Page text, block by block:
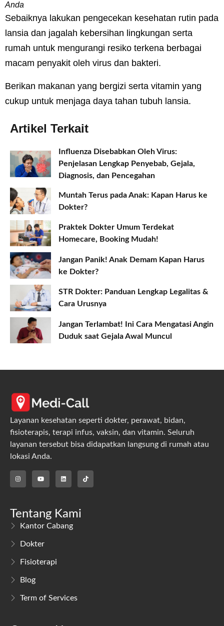
Anda
Sebaiknya lakukan pengecekan kesehatan rutin pada
lansia dan jagalah kebersihan lingkungan serta
rumah untuk mengurangi resiko terkena berbagai
macam penyakit oleh virus dan bakteri.
Berikan makanan yang bergizi serta vitamin yang
cukup untuk menjaga daya tahan tubuh lansia.
Artikel Terkait
Influenza Disebabkan Oleh Virus:
Penjelasan Lengkap Penyebab, Gejala,
Diagnosis, dan Pencegahan
Muntah Terus pada Anak: Kapan Harus ke
Dokter?
Praktek Dokter Umum Terdekat
Homecare, Booking Mudah!
Jangan Panik! Anak Demam Kapan Harus
ke Dokter?
STR Dokter: Panduan Lengkap Legalitas &
Cara Urusnya
Jangan Terlambat! Ini Cara Mengatasi Angin
Duduk saat Gejala Awal Muncul
Layanan kesehatan seperti dokter, perawat, bidan,
fisioterapis, terapi infus, vaksin, dan vitamin. Seluruh
layanan tersebut bisa didapatkan langsung di rumah atau
lokasi Anda.
Tentang Kami
Kantor Cabang
Dokter
Fisioterapi
Blog
Term of Services